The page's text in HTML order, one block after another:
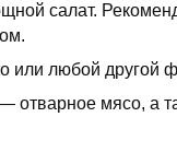
салат.
или любой другой
отварное мясо, а